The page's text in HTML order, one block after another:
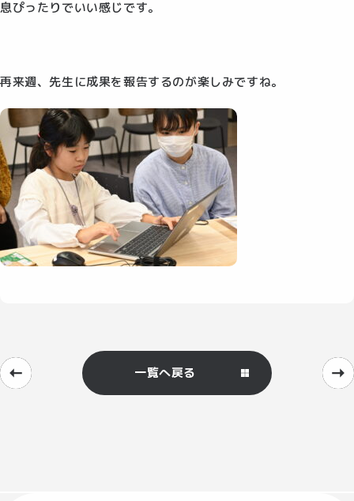
息ぴったりでいい感じです。
再来週、先生に成果を報告するのが楽しみですね。
一覧へ戻る